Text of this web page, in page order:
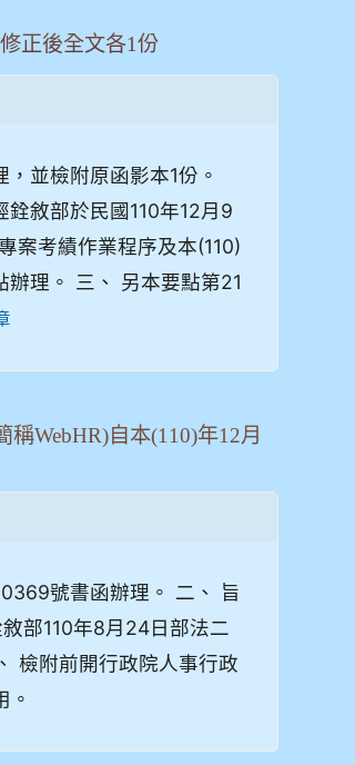
正後全文各1份
並檢附原函影本1份。
敘部於民國110年12月9
案考績作業程序及本(110)
理。 三、 另本要點第21
WebHR)自本(110)年12月
號書函辦理。 二、 旨
部110年8月24日部法二
檢附前開行政院人事行政
。